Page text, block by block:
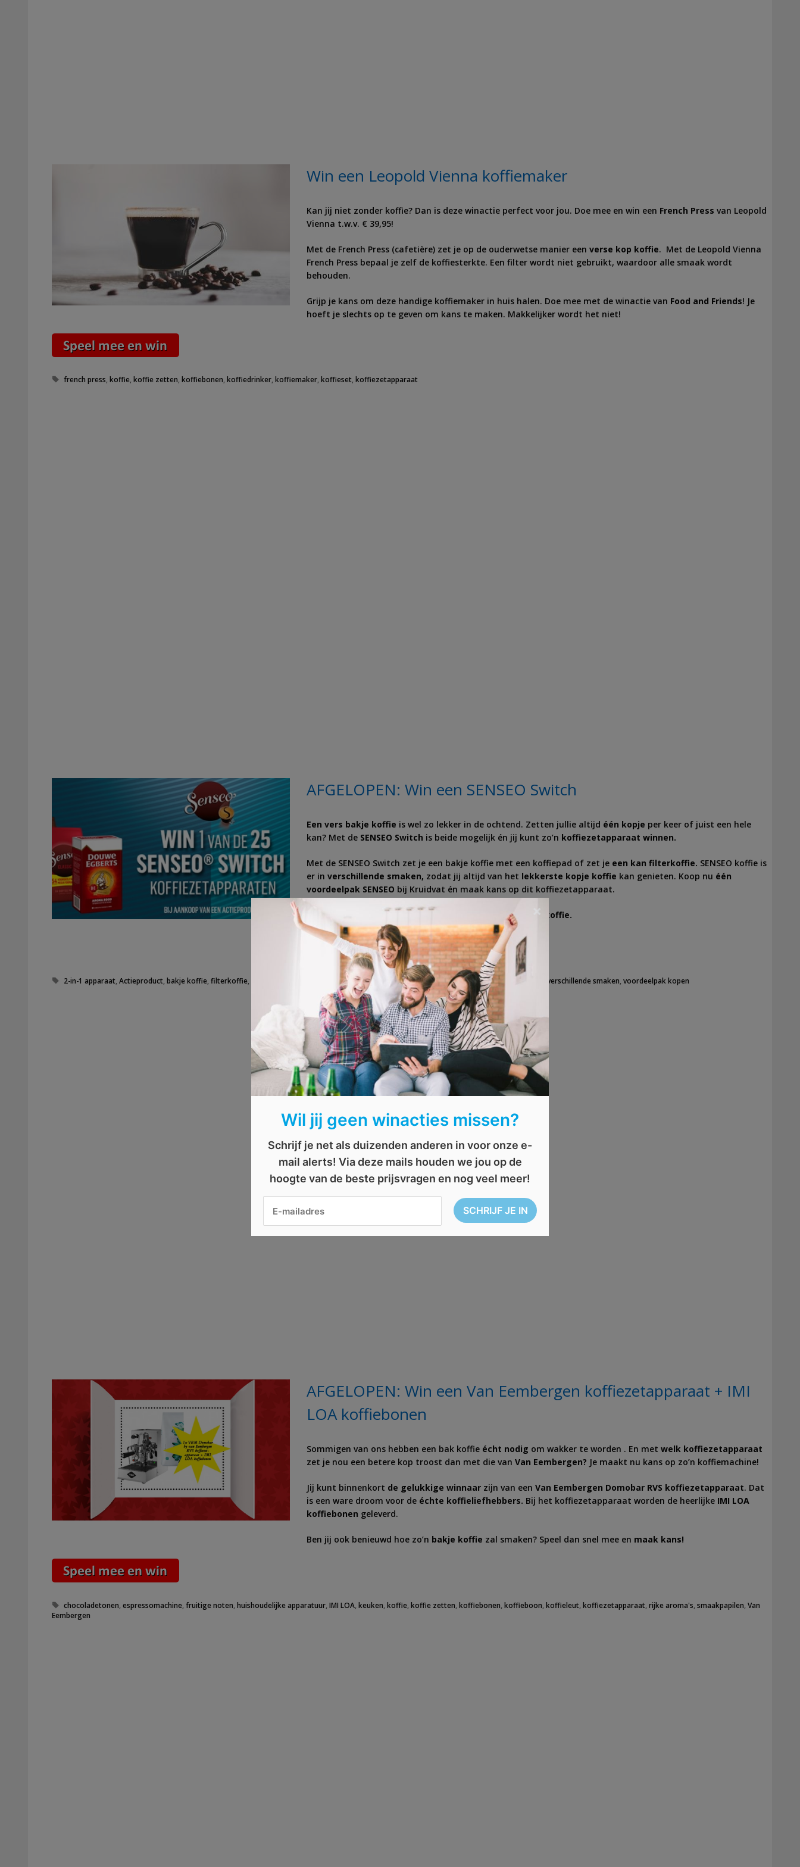
Win een Leopold Vienna koffiemaker
Kan jij niet zonder koffie? Dan is deze winactie perfect voor jou. Doe mee en win een French Press van Leopold
Vienna t.w.v. € 39,95!
Met de French Press (cafetière) zet je op de ouderwetse manier een verse kop koffie. Met de Leopold Vienna
French Press bepaal je zelf de koffiesterkte. Een filter wordt niet gebruikt, waardoor alle smaak wordt
behouden.
Grijp je kans om deze handige koffiemaker in huis halen. Doe mee met de winactie van Food and Friends! Je
hoeft je slechts op te geven om kans te maken. Makkelijker wordt het niet!
Tags
french press,koffie,koffie zetten,koffiebonen,koffiedrinker,koffiemaker,koffieset,koffiezetapparaat
AFGELOPEN: Win een SENSEO Switch
Een vers bakje koffie is wel zo lekker in de ochtend. Zetten jullie altijd één kopje per keer of juist een hele
kan? Met de SENSEO Switch is beide mogelijk én jij kunt zo’n koffiezetapparaat winnen.
Met de SENSEO Switch zet je een bakje koffie met een koffiepad of zet je een kan filterkoffie. SENSEO koffie is
er in verschillende smaken, zodat jij altijd van het lekkerste kopje koffie kan genieten. Koop nu één
voordeelpak SENSEO bij Kruidvat én maak kans op dit koffiezetapparaat.
Speel snel mee en zet binnenkort jouw favoriete smaak koffie.
Tags
2-in-1 apparaat ,Actieproduct ,bakje koffie ,filterkoffie koffiezetapparaat,SENSEO,SENSEO Switch,vers bakje koffie verschillende smaken ,voordeelpak kopen
AFGELOPEN: Win een Van Eembergen koffiezetapparaat + IMI
LOA koffiebonen
Sommigen van ons hebben een bak koffie écht nodig om wakker te worden . En met welk koffiezetapparaat
zet je nou een betere kop troost dan met die van Van Eembergen? Je maakt nu kans op zo’n koffiemachine!
Jij kunt binnenkort de gelukkige winnaar zijn van een Van Eembergen Domobar RVS koffiezetapparaat. Dat
is een ware droom voor de échte koffieliefhebbers. Bij het koffiezetapparaat worden de heerlijke IMI LOA
koffiebonen geleverd.
Ben jij ook benieuwd hoe zo’n bakje koffie zal smaken? Speel dan snel mee en maak kans!
Tags
chocoladetonen ,espressomachine ,fruitige noten ,huishoudelijke apparatuur ,IMI LOA ,keuken ,koffie ,koffie zetten ,koffiebonen ,koffieboon ,koffieleut ,koffiezetapparaat ,rijke aroma's ,smaakpapilen ,Van
Eembergen
Wil jij geen winacties missen?
Schrijf je net als duizenden anderen in voor onze e-
mail alerts! Via deze mails houden we jou op de
hoogte van de beste prijsvragen en nog veel meer!
×